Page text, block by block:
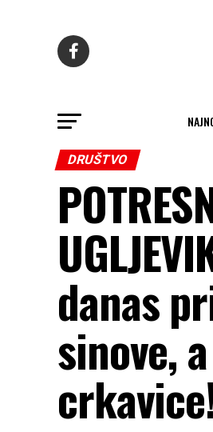
DRUŠTVO
danas
sinove,